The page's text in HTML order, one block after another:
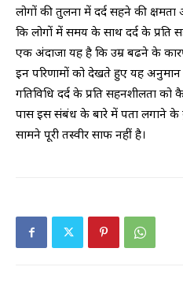
लोगों की तुलना में दर्द सहने की
कि लोगों में समय के साथ दर्द के प्रति
एक अंदाजा यह है कि उम्र बढने के
इन परिणामों को देखते हुए यह अनुमान
गतिविधि दर्द के प्रति सहनशीलता
पास इस संबंध के बारे में पता लगाने
सामने पूरी तस्वीर साफ नहीं है।